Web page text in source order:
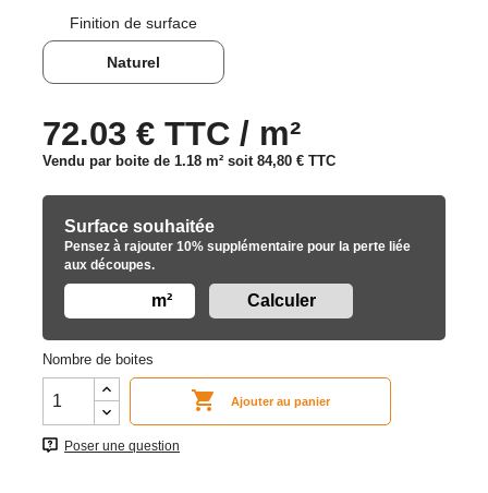
Finition de surface
Naturel
72.03 € TTC / m²
Vendu par boite de 1.18 m² soit 84,80 € TTC
Surface souhaitée
Pensez à rajouter 10% supplémentaire pour la perte liée
aux découpes.
m²
Nombre de boites
 Ajouter au panier
Poser une question